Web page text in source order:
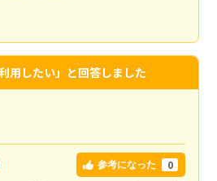
用したい」と回答しました
参考になった 0